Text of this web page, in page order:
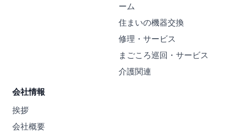
ーム
住まいの機器交換
修理・サービス
まごころ巡回・サービス
介護関連
会社情報
挨拶
会社概要